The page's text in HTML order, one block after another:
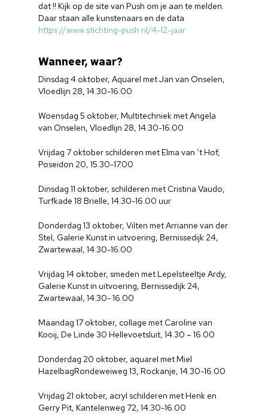
dat !! Kijk op de site van Push om je aan te melden.
Daar staan alle kunstenaars en de data
https://www.stichting-push.nl/4-12-jaar
Wanneer, waar?
Dinsdag 4 oktober, Aquarel met Jan van Onselen,
Vloedlijn 28, 14.30-16.00
Woensdag 5 oktober, Multitechniek met Angela
van Onselen, Vloedlijn 28, 14.30-16.00
Vrijdag 7 oktober schilderen met Elma van ’t Hof,
Poseidon 20, 15.30-17.00
Dinsdag 11 oktober, schilderen met Cristina Vaudo,
Turfkade 18 Brielle, 14.30-16.00 uur
Donderdag 13 oktober, Vilten met Arrianne van der
Stel, Galerie Kunst in uitvoering, Bernissedijk 24,
Zwartewaal, 14.30-16.00
Vrijdag 14 oktober, smeden met Lepelsteeltje Ardy,
Galerie Kunst in uitvoering, Bernissedijk 24,
Zwartewaal, 14.30- 16.00
Maandag 17 oktober, collage met Caroline van
Kooij, De Linde 30 Hellevoetsluit, 14.30 – 16.00
Donderdag 20 oktober, aquarel met Miel
HazelbagRondeweiweg 13, Rockanje, 14.30-16.00
Vrijdag 21 oktober, acryl schilderen met Henk en
Gerry Pit, Kantelenweg 72, 14.30-16.00